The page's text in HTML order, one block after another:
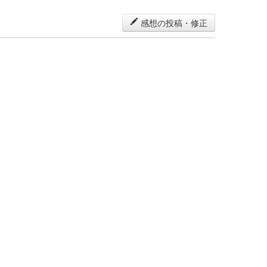
感想の投稿・修正